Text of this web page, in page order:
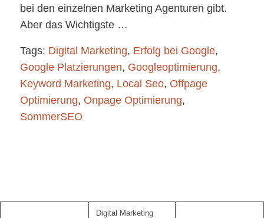
bei den einzelnen Marketing Agenturen gibt.
Aber das Wichtigste …
Tags: Digital Marketing, Erfolg bei Google,
Google Platzierungen, Googleoptimierung,
Keyword Marketing, Local Seo, Offpage
Optimierung, Onpage Optimierung,
SommerSEO
Digital Marketing